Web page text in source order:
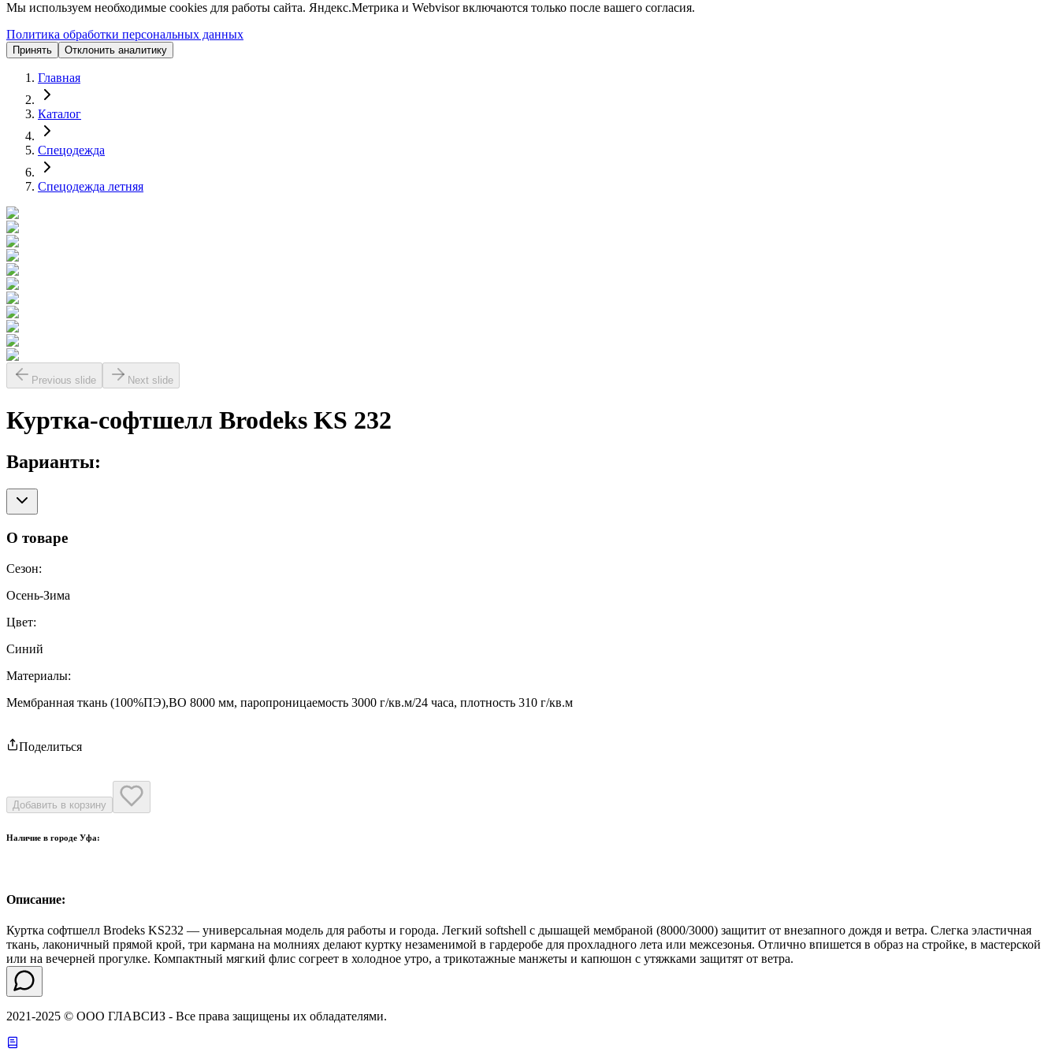
Мы используем необходимые cookies для работы сайта. Яндекс.Метрика и Webvisor включаются только после вашего согласия.
Политика обработки персональных данных
Принять Отклонить аналитику
Главная
Каталог
Спецодежда
Спецодежда летняя
Previous slide Next slide
Куртка-софтшелл Brodeks KS 232
Варианты:
О товаре
Сезон:
Осень-Зима
Цвет:
Синий
Материалы:
Мембранная ткань (100%ПЭ),ВО 8000 мм, паропроницаемость 3000 г/кв.м/24 часа, плотность 310 г/кв.м
Поделиться
Добавить в корзину
Наличие в городе Уфа:
Описание:
Куртка софтшелл Brodeks KS232 — универсальная модель для работы и города. Легкий softshell с дышащей мембраной (8000/3000) защитит от внезапного дождя и ветра. Слегка эластичная
ткань, лаконичный прямой крой, три кармана на молниях делают куртку незаменимой в гардеробе для прохладного лета или межсезонья. Отлично впишется в образ на стройке, в мастерской
или на вечерней прогулке. Компактный мягкий флис согреет в холодное утро, а трикотажные манжеты и капюшон с утяжками защитят от ветра.
2021-2025 © ООО ГЛАВСИЗ - Все права защищены их обладателями.